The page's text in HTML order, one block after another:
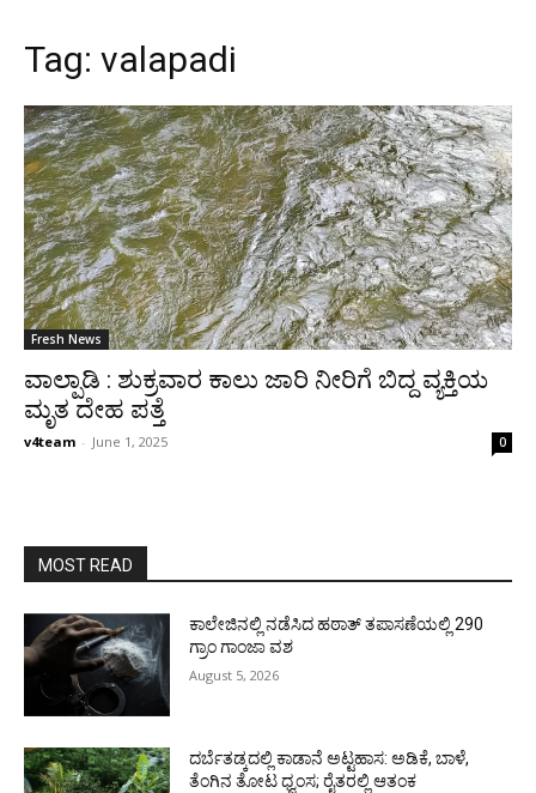
Tag: valapadi
Fresh News
ವಾಲ್ಪಾಡಿ : ಶುಕ್ರವಾರ ಕಾಲು ಜಾರಿ ನೀರಿಗೆ ಬಿದ್ದ ವ್ಯಕ್ತಿಯ
ಮೃತ ದೇಹ ಪತ್ತೆ
v4team - June 1, 2025 0
MOST READ
ಕಾಲೇಜಿನಲ್ಲಿ ನಡೆಸಿದ ಹಠಾತ್ ತಪಾಸಣೆಯಲ್ಲಿ 290
ಗ್ರಾಂ ಗಾಂಜಾ ವಶ
August 5, 2026
ದರ್ಬೆತಡ್ಕದಲ್ಲಿ ಕಾಡಾನೆ ಅಟ್ಟಹಾಸ: ಅಡಿಕೆ, ಬಾಳೆ,
ತೆಂಗಿನ ತೋಟ ಧ್ವಂಸ; ರೈತರಲ್ಲಿ ಆತಂಕ